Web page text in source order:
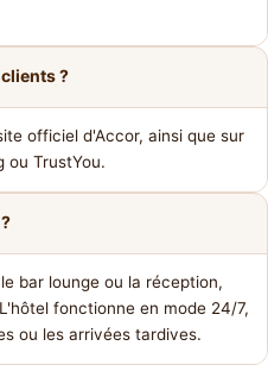
?
officiel d'Accor, ainsi que sur
ou TrustYou.
bar lounge ou la réception,
fonctionne en mode 24/7,
ou les arrivées tardives.